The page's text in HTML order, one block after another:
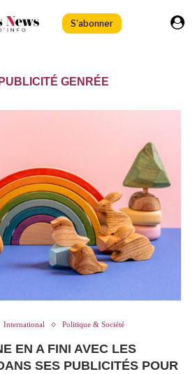
S'abonner
PUBLICITÉ GENRÉE
International Politique & Société
EN A FINI AVEC LES
SES PUBLICITÉS POUR